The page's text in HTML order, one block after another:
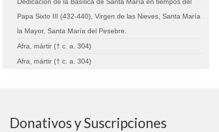
Dedicación de la Basílica de Santa María en tiempos del
Papa Sixto III (432-440), Virgen de las Nieves, Santa María
la Mayor, Santa María del Pesebre.
Afra, mártir († c. a. 304)
Afra, mártir († c. a. 304)
Donativos y Suscripciones